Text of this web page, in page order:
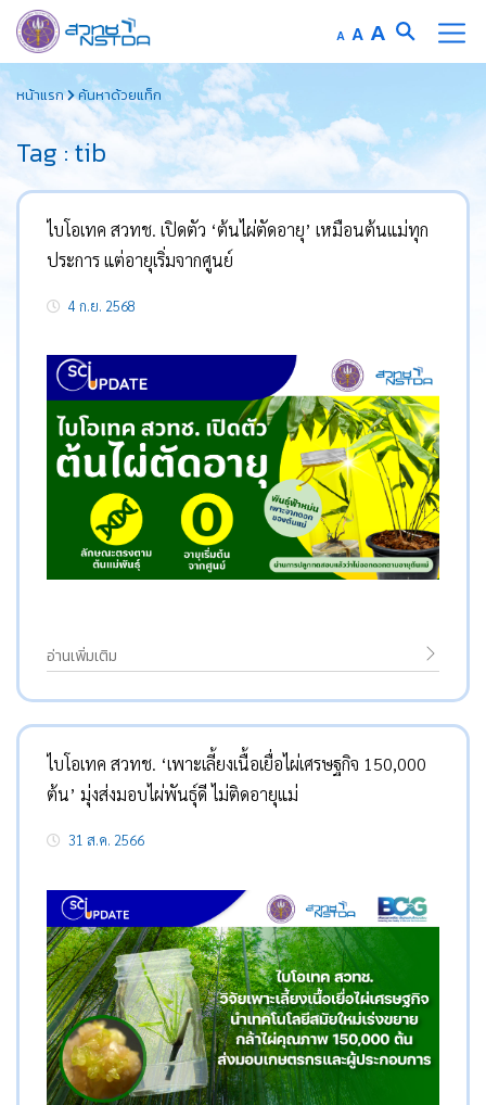
to
content
A Decrease
font
AReset
font
A Increase
font
หน้าแรก ค้นหาด้วยแท็ก
Tag : tib
ไบโอเทค สวทช. เปิดตัว ‘ต้นไผ่ตัดอายุ’ เหมือนต้นแม่ทุก
ประการ แต่อายุเริ่มจากศูนย์
4 ก.ย. 2568
อ่านเพิ่มเติม
ไบโอเทค สวทช. ‘เพาะเลี้ยงเนื้อเยื่อไผ่เศรษฐกิจ 150,000
ต้น’ มุ่งส่งมอบไผ่พันธุ์ดี ไม่ติดอายุแม่
31 ส.ค. 2566